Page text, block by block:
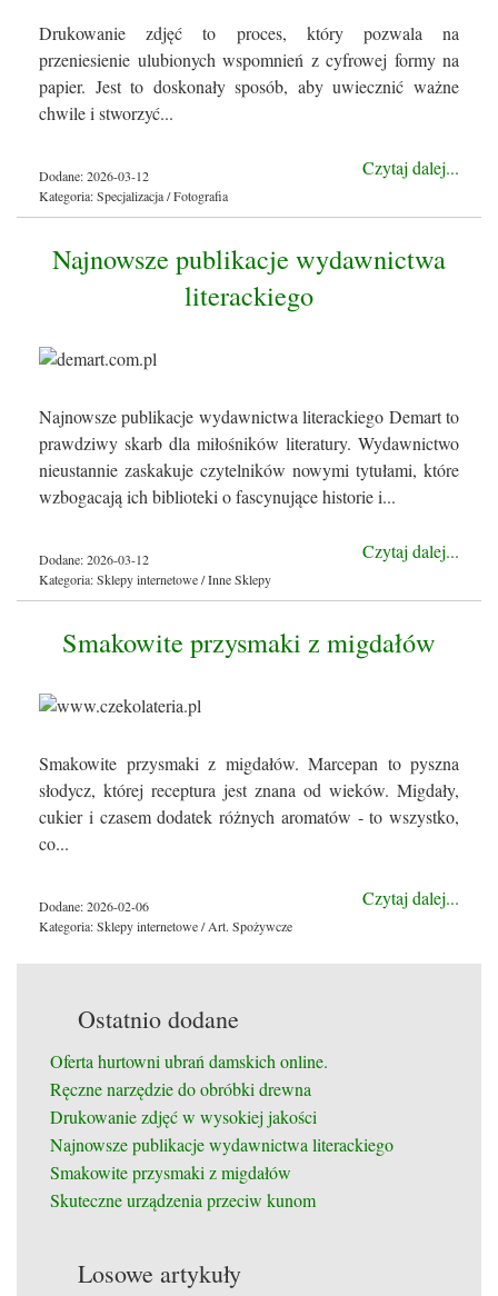
Drukowanie zdjęć to proces, który pozwala na
przeniesienie ulubionych wspomnień z cyfrowej formy na
papier. Jest to doskonały sposób, aby uwiecznić ważne
chwile i stworzyć...
Czytaj dalej...
Dodane: 2026-03-12
Kategoria: Specjalizacja / Fotografia
Najnowsze publikacje wydawnictwa
literackiego
Najnowsze publikacje wydawnictwa literackiego Demart to
prawdziwy skarb dla miłośników literatury. Wydawnictwo
nieustannie zaskakuje czytelników nowymi tytułami, które
wzbogacają ich biblioteki o fascynujące historie i...
Czytaj dalej...
Dodane: 2026-03-12
Kategoria: Sklepy internetowe / Inne Sklepy
Smakowite przysmaki z migdałów
Smakowite przysmaki z migdałów. Marcepan to pyszna
słodycz, której receptura jest znana od wieków. Migdały,
cukier i czasem dodatek różnych aromatów - to wszystko,
co...
Czytaj dalej...
Dodane: 2026-02-06
Kategoria: Sklepy internetowe / Art. Spożywcze
Ostatnio dodane
Oferta hurtowni ubrań damskich online.
Ręczne narzędzie do obróbki drewna
Drukowanie zdjęć w wysokiej jakości
Najnowsze publikacje wydawnictwa literackiego
Smakowite przysmaki z migdałów
Skuteczne urządzenia przeciw kunom
Losowe artykuły